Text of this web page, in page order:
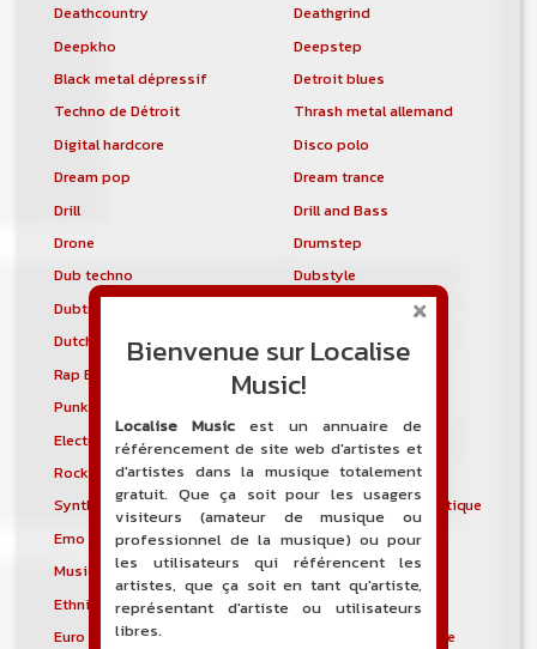
Deathcountry
Deathgrind
Deepkho
Deepstep
Black metal dépressif
Detroit blues
Techno de Détroit
Thrash metal allemand
Digital hardcore
Disco polo
Dream pop
Dream trance
Drill
Drill and Bass
Drone
Drumstep
Dub techno
Dubstyle
Dubtronica
Dutch house
Early hardcore
Rap East Coast
Easycore
Punk gaélique
Electronic body music
Musique électronique
Rock électronique
Electronicore
Synthpunk
Musique électroacoustique
Emo
Emo pop
Musique spectrale
Éthio-jazz
Ethnic electronica
Ethno-jazz
Euro Disco
Musique expérimentale
Bienvenue sur Localise
Music!
Localise Music est un annuaire de
référencement de site web d'artistes et
d'artistes dans la musique totalement
gratuit. Que ça soit pour les usagers
visiteurs (amateur de musique ou
professionnel de la musique) ou pour
les utilisateurs qui référencent les
artistes, que ça soit en tant qu'artiste,
représentant d'artiste ou utilisateurs
libres.